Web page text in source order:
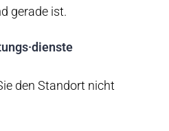
gerade ist.
den Standort nicht